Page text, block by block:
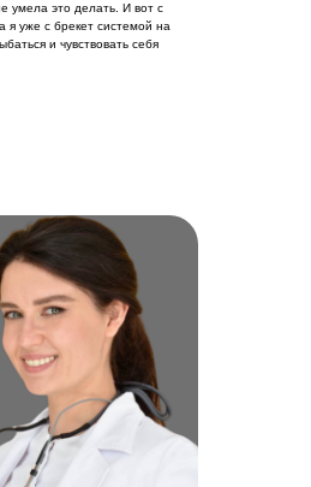
умела это делать. И вот с
я уже с брекет системой на
и чувствовать себя